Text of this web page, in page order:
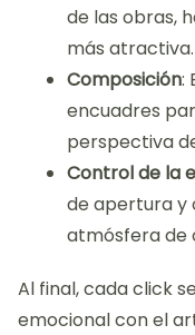
de las obras,
más atractiva.
Composición:
encuadres
perspectiva
Control de la
de apertura y
atmósfera de
Al final, cada click
emocional con el